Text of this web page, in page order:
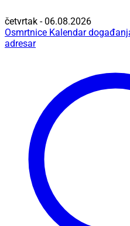
četvrtak - 06.08.2026
Osmrtnice Kalendar
adresar